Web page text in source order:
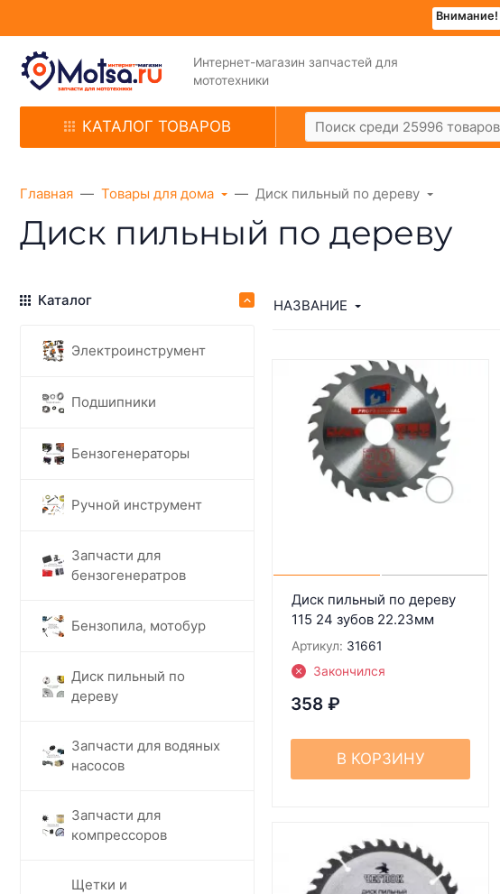
Внимание!
Интернет-магазин запчастей для
мототехники
КАТАЛОГ ТОВАРОВ
Главная Товары для дома Диск пильный по дереву
Диск пильный по дереву
Каталог
Электроинструмент
Подшипники
Бензогенераторы
Ручной инструмент
Запчасти для
бензогенератров
Бензопила, мотобур
Диск пильный по
дереву
Запчасти для водяных
насосов
Запчасти для
компрессоров
Щетки и
НАЗВАНИЕ
Диск пильный по дереву
115 24 зубов 22.23мм
Артикул: 31661
Закончился
358 ₽
В КОРЗИНУ